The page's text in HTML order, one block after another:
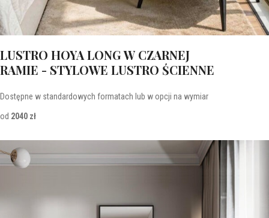
LUSTRO HOYA LONG W CZARNEJ
RAMIE - STYLOWE LUSTRO ŚCIENNE
Dostępne w standardowych formatach lub w opcji na wymiar
od 2040 zł